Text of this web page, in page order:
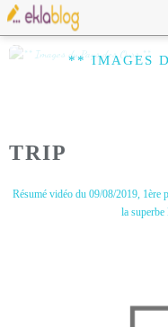
** IMAGES
TRIP
Résumé vidéo du 09/08/2019, 1ère
la